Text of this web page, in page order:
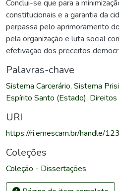
Conclui-se que para a
constitucionais e a garantia da
perpassa pelo aprimoramento
pela organização e luta social
efetivação dos preceitos
Palavras-chave
Sistema Carcerário, Sistema
Espírito Santo (Estado), Direitos
URI
https://ri.emescam.br/handle/
Coleções
Coleção - Dissertações